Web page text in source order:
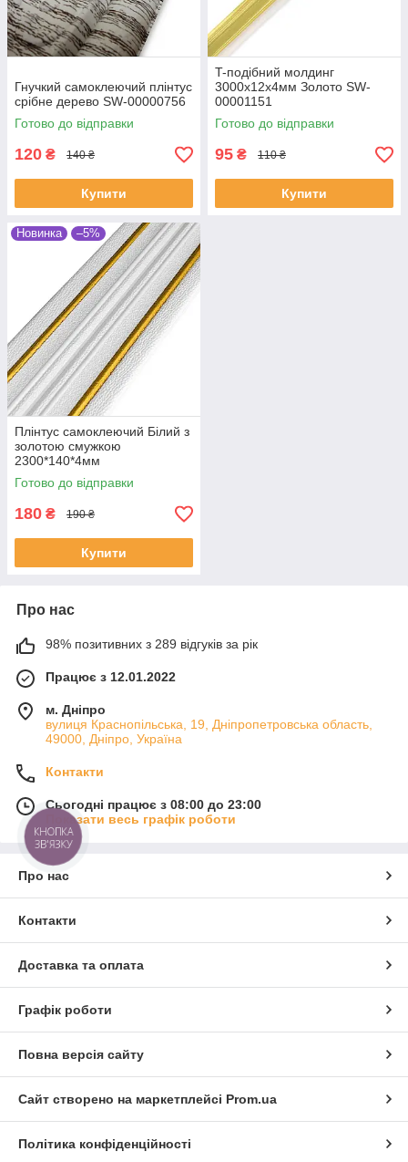
Гнучкий самоклеючий плінтус
срібне дерево SW-00000756
Готово до відправки
120 ₴ 140 ₴
Купити
T-подібний молдинг
3000х12х4мм Золото SW-
00001151
Готово до відправки
95 ₴ 110 ₴
Купити
Новинка –5%
Плінтус самоклеючий Білий з
золотою смужкою
2300*140*4мм
Готово до відправки
180 ₴ 190 ₴
Купити
Про нас
98% позитивних з 289 відгуків за рік
Працює з 12.01.2022
м. Дніпро
вулиця Краснопільська, 19, Дніпропетровська область,
49000, Дніпро, Україна
Контакти
Сьогодні працює з 08:00 до 23:00
Показати весь графік роботи
Про нас
Контакти
Доставка та оплата
Графік роботи
Повна версія сайту
Сайт створено на маркетплейсі Prom.ua
Політика конфіденційності
КНОПКА
ЗВ'ЯЗКУ